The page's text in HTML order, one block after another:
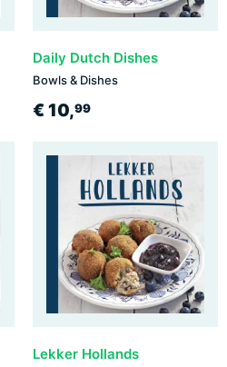
Daily Dutch Dishes
Bowls & Dishes
€ 10,99
Lekker Hollands